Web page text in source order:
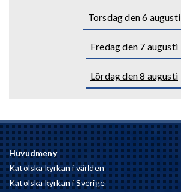
Torsdag den 6 augusti
Fredag den 7 augusti
Lördag den 8 augusti
Huvudmeny
Katolska kyrkan i världen
Katolska kyrkan i Sverige